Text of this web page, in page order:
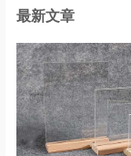
玩具商标注册
袜商标注册
卫浴商标注册
靴商标注册
最新文章